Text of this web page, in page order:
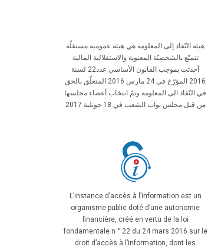
هيئة النّفاذ إلى المعلومة هي هيئة عمومية مستقلّة
تتمتّع بالشخصيّة المعنوية والاستقلالية المالية
أحدثت بموجب القانون الأساسي عدد22 لسنة
2016 المؤرّخ في 24 مارس 2016 المتعلّق بالحق
في النّفاذ الى المعلومة وتمّ انتخاب أعضاء مجلسها
من قبل مجلس نواب الشعب في 18 جويلية 2017
L’instance d’accès à l’information est un
organisme public doté d’une autonomie
financière, créé en vertu de la loi
fondamentale n ° 22 du 24 mars 2016 sur le
droit d’accès à l’information, dont les